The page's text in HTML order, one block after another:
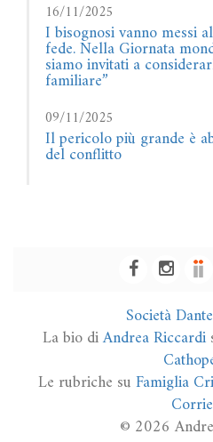
16/11/2025
I bisognosi vanno messi
fede. Nella Giornata
siamo invitati a
familiare”
09/11/2025
Il pericolo più grande è
del conflitto
Società
La bio diAndrea Riccardi
Le rubriche suFamiglia
© 2026